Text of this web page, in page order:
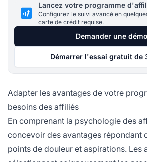
Lancez votre programme
Configurez le suivi avancé en
carte de crédit requise.
Demander une démo
Démarrer l'essai gratuit de
Adapter les avantages de votre
besoins des affiliés
En comprenant la psychologie des
concevoir des avantages répondant
points de douleur et aspirations. Les